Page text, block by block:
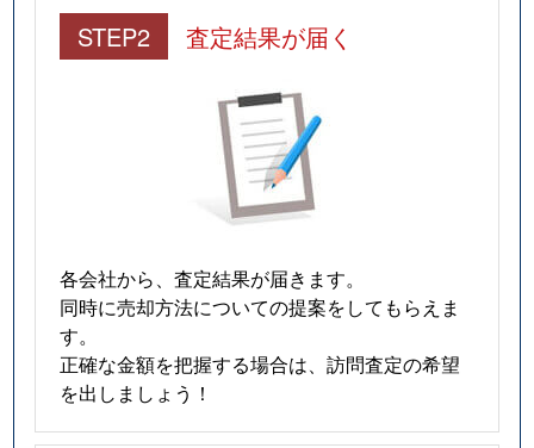
STEP2 査定結果が届く
各会社から、査定結果が届きます。
同時に売却方法についての提案をしてもらえま
す。
正確な金額を把握する場合は、訪問査定の希望
を出しましょう！